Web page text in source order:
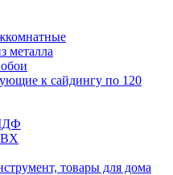
металла
к сайдингу по 120
товары для дома